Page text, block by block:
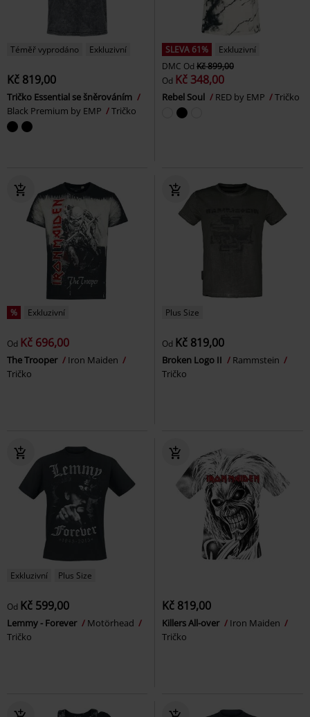
Téměř vyprodáno Exkluzivní
Kč 819,00
Tričko Essential se šněrováním
Black Premium by EMP
Tričko
SLEVA 61%
Exkluzivní
DMC Od Kč 899,00
Od Kč 348,00
Rebel Soul RED by EMP Tričko
% Exkluzivní
Od Kč 696,00
The Trooper
Iron Maiden
Tričko
Plus Size
Od Kč 819,00
Broken Logo II
Rammstein
Tričko
Exkluzivní Plus Size
Od Kč 599,00
Lemmy - Forever
Motörhead
Tričko
Kč 819,00
Killers All-over
Iron Maiden
Tričko